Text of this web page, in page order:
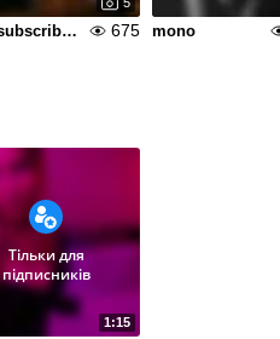
From subscribers.AI :) 675 mono
1:15
Тільки для
підписників